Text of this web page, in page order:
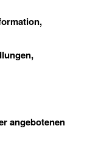
an­ge­bo­te­nen